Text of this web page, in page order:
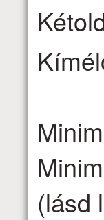
(lásd